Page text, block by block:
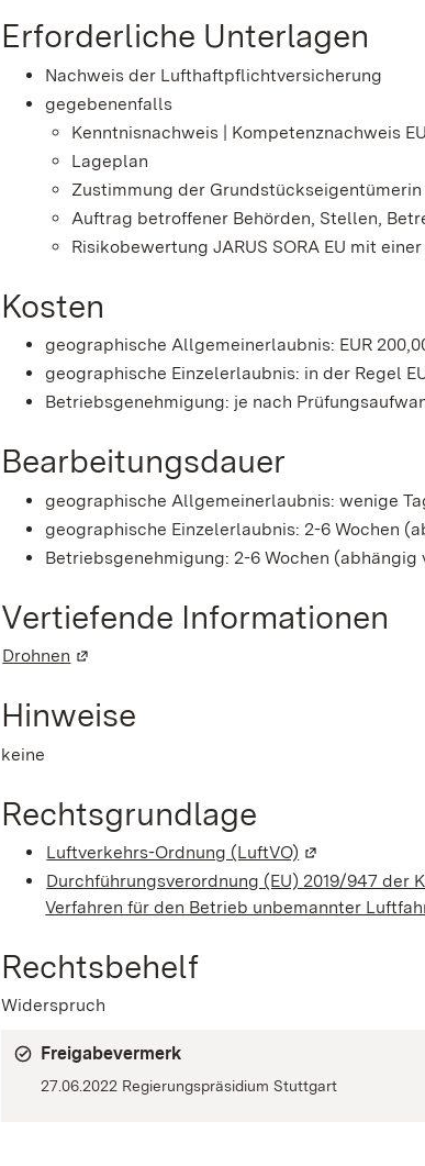
Erforderliche Unterlagen
Nachweis der Lufthaftpflichtversicherung
gegebenenfalls
Kenntnisnachweis | Kompetenznachweis
Lageplan
Zustimmung der
Auftrag betroffener Behörden, Stellen,
Risikobewertung JARUS SORA EU mit
Kosten
geographische Allgemeinerlaubnis: EUR
geographische Einzelerlaubnis: in der Regel
Betriebsgenehmigung: je nach
Bearbeitungsdauer
geographische Allgemeinerlaubnis: wenige
geographische Einzelerlaubnis: 2-6 Wochen
Betriebsgenehmigung: 2-6 Wochen (abhängig
Vertiefende Informationen
Drohnen (Wird in einem neuen Fenster geöffnet)
Hinweise
keine
Rechtsgrundlage
Luftverkehrs-Ordnung (LuftVO) (Wird in einem
Durchführungsverordnung (EU) 2019/947 der
Verfahren für den Betrieb unbemannter
Rechtsbehelf
Widerspruch
Freigabevermerk
27.06.2022 Regierungspräsidium Stuttgart